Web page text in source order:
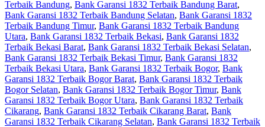
Terbaik Bandung, Bank Garansi 1832 Terbaik Bandung Barat,
Bank Garansi 1832 Terbaik Bandung Selatan, Bank Garansi 1832
Terbaik Bandung Timur, Bank Garansi 1832 Terbaik Bandung
Utara, Bank Garansi 1832 Terbaik Bekasi, Bank Garansi 1832
Terbaik Bekasi Barat, Bank Garansi 1832 Terbaik Bekasi Selatan,
Bank Garansi 1832 Terbaik Bekasi Timur, Bank Garansi 1832
Terbaik Bekasi Utara, Bank Garansi 1832 Terbaik Bogor, Bank
Garansi 1832 Terbaik Bogor Barat, Bank Garansi 1832 Terbaik
Bogor Selatan, Bank Garansi 1832 Terbaik Bogor Timur, Bank
Garansi 1832 Terbaik Bogor Utara, Bank Garansi 1832 Terbaik
Cikarang, Bank Garansi 1832 Terbaik Cikarang Barat, Bank
Garansi 1832 Terbaik Cikarang Selatan, Bank Garansi 1832 Terbaik